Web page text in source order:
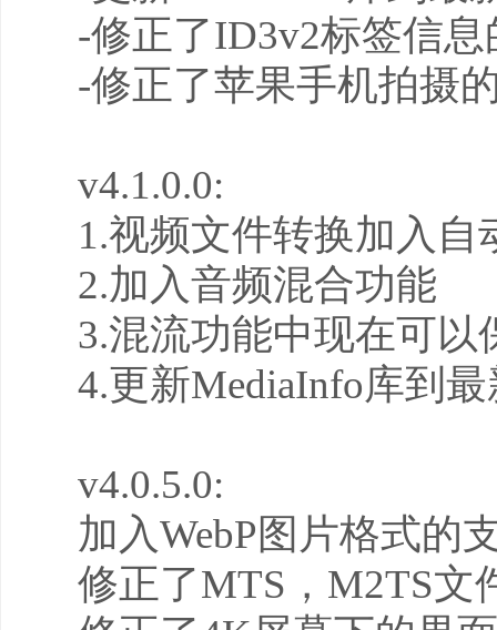
-修正了ID3v2标签信
-修正了苹果手机拍摄
v4.1.0.0:
1.视频文件转换加入
2.加入音频混合功能
3.混流功能中现在可以
4.更新MediaInfo库到
v4.0.5.0:
加入WebP图片格式的
修正了MTS，M2TS文